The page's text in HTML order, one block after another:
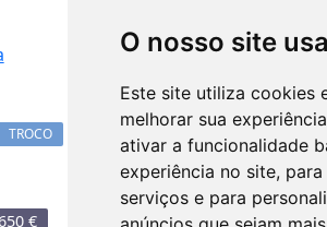
O nosso site
Este site utiliza cookies
melhorar sua
ativar a funcionalidade
experiência no site,
serviços e para
425.000 €
€
TROCO
Apartamento T2
localizado j...
Porto
Arrendo T5 mobilado 1200€/